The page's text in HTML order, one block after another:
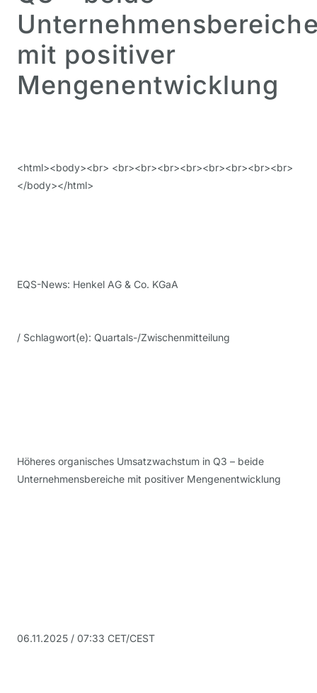
mit positiver
Mengenentwicklung
<html><body><br> <br><br><br><br><br><br><br><br>
</body></html>
EQS-News: Henkel AG & Co. KGaA
/ Schlagwort(e): Quartals-/Zwischenmitteilung
Höheres organisches Umsatzwachstum in Q3 – beide
Unternehmensbereiche mit positiver Mengenentwicklung
06.11.2025 / 07:33 CET/CEST